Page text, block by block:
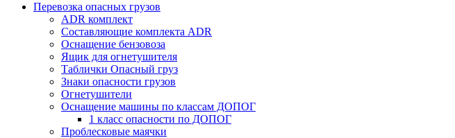
Перевозка опасных грузов
ADR комплект
Составляющие комплекта ADR
Оснащение бензовоза
Ящик для огнетушителя
Таблички Опасный груз
Знаки опасности грузов
Огнетушители
Оснащение машины по классам ДОПОГ
1 класс опасности по ДОПОГ
Проблесковые маячки